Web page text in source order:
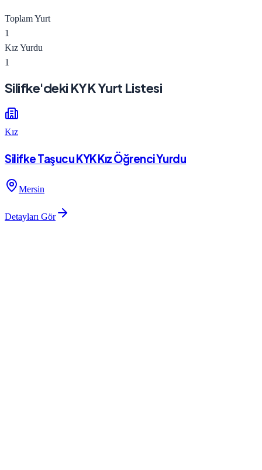
Toplam Yurt
1
Kız Yurdu
1
Silifke'deki KYK Yurt Listesi
Kız
Silifke Taşucu KYK Kız Öğrenci Yurdu
Mersin
Detayları Gör